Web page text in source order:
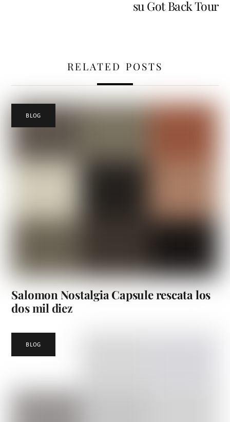
su Got Back Tour
RELATED POSTS
BLOG
Salomon Nostalgia Capsule rescata los
dos mil diez
BLOG